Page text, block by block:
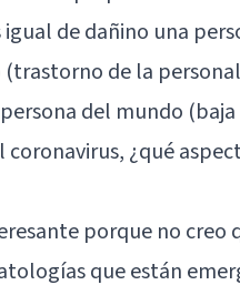
de dañino una
de la
del mundo
coronavirus, ¿qué
porque no creo
que están